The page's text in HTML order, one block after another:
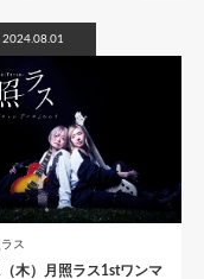
2024.08.01
ラス
木）月照ラス1stワンマ